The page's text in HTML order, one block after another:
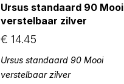
Ursus standaard 90 Mooi
verstelbaar zilver
€ 14.45
Ursus standaard 90 Mooi
verstelbaar zilver